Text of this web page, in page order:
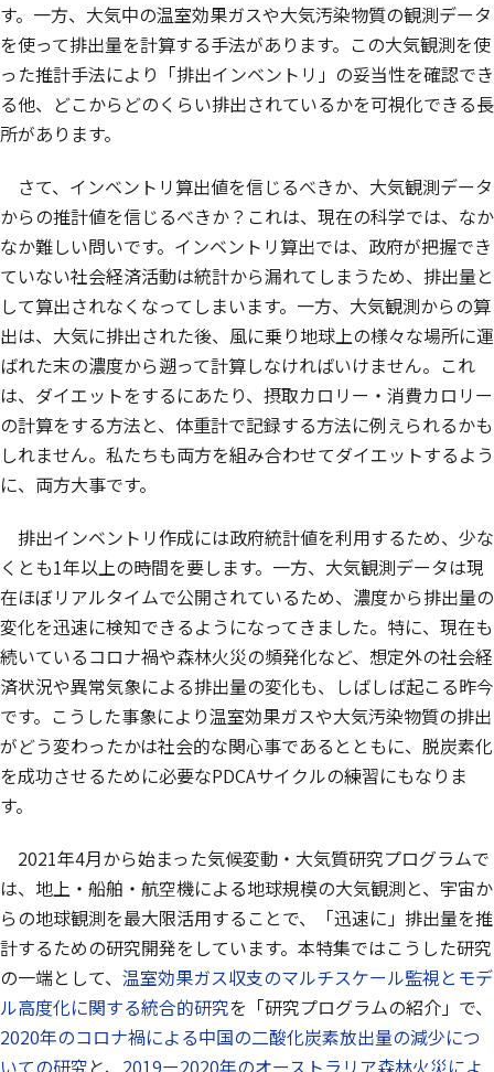
す。一方、大気中の温室効果ガスや大気汚染物質の観測データ
を使って排出量を計算する手法があります。この大気観測を使
った推計手法により「排出インベントリ」の妥当性を確認でき
る他、どこからどのくらい排出されているかを可視化できる長
所があります。
さて、インベントリ算出値を信じるべきか、大気観測データ
からの推計値を信じるべきか？これは、現在の科学では、なか
なか難しい問いです。インベントリ算出では、政府が把握でき
ていない社会経済活動は統計から漏れてしまうため、排出量と
して算出されなくなってしまいます。一方、大気観測からの算
出は、大気に排出された後、風に乗り地球上の様々な場所に運
ばれた末の濃度から遡って計算しなければいけません。これ
は、ダイエットをするにあたり、摂取カロリー・消費カロリー
の計算をする方法と、体重計で記録する方法に例えられるかも
しれません。私たちも両方を組み合わせてダイエットするよう
に、両方大事です。
排出インベントリ作成には政府統計値を利用するため、少な
くとも1年以上の時間を要します。一方、大気観測データは現
在ほぼリアルタイムで公開されているため、濃度から排出量の
変化を迅速に検知できるようになってきました。特に、現在も
続いているコロナ禍や森林火災の頻発化など、想定外の社会経
済状況や異常気象による排出量の変化も、しばしば起こる昨今
です。こうした事象により温室効果ガスや大気汚染物質の排出
がどう変わったかは社会的な関心事であるとともに、脱炭素化
を成功させるために必要なPDCAサイクルの練習にもなりま
す。
2021年4月から始まった気候変動・大気質研究プログラムで
は、地上・船舶・航空機による地球規模の大気観測と、宇宙か
らの地球観測を最大限活用することで、「迅速に」排出量を推
計するための研究開発をしています。本特集ではこうした研究
の一端として、 温室効果ガス収支のマルチスケール監視とモデ
ル高度化に関する統合的研究を「研究プログラムの紹介」で、
2020年のコロナ禍による中国の二酸化炭素放出量の減少につ
いての研究と、 2019ー2020年のオーストラリア森林火災によ